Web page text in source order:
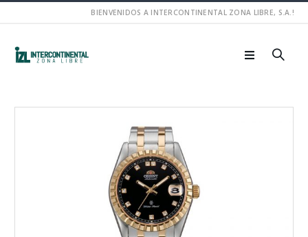
BIENVENIDOS A INTERCONTINENTAL ZONA LIBRE, S.A.!